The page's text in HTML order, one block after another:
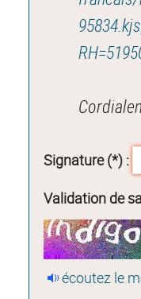
Signature (*) :
Validation de
écoutez le